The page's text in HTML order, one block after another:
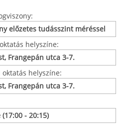
előzetes tudásszint méréssel
helyszíne:
Frangepán utca 3-7.
oktatás helyszíne:
Frangepán utca 3-7.
(17:00 - 20:15)